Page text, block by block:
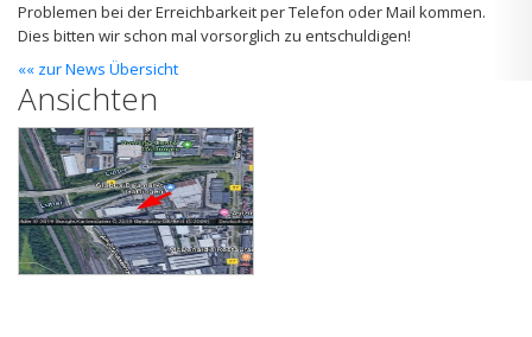
Problemen bei der Erreichbarkeit per Telefon oder Mail kommen.
Dies bitten wir schon mal vorsorglich zu entschuldigen!
«« zur News Übersicht
Ansichten